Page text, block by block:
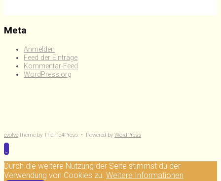
Meta
Anmelden
Feed der Einträge
Kommentar-Feed
WordPress.org
evolve theme by Theme4Press • Powered by WordPress
Durch die weitere Nutzung der Seite stimmst du der
Verwendung von Cookies zu. Weitere Informationen